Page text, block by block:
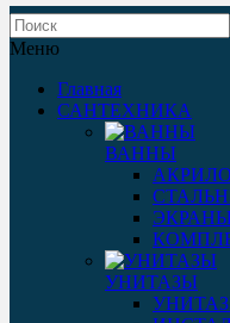
Меню
Главная
САНТЕХНИКА
ВАННЫ
УНИТАЗЫ